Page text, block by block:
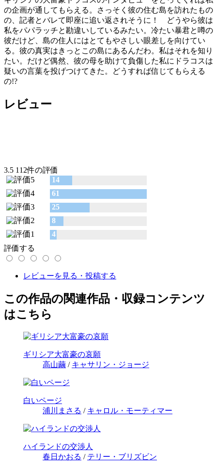
の企画が通してもらえる。さっそく彼の住む島を訪れたもの
の、記者とバレて即座に追い返されそうに！ どうやら彼は
私をパパラッチと勘違いしているみたい。冷たい暴君と噂の
彼だけど、島の住人にはとてもやさしい眼差しを向けてい
る。彼の真実はきっとこの島にあるんだわ。私はそれを知り
たい。だけど偶然、彼の母を助けて負傷した私にドラコスは
疑いの言葉を投げつけてきた。どうすれば信じてもらえる
の!?
レビュー
3.5 112件の評価
14
61
25
8
4
評価する
レビューを見る・投稿する
この作品の関連作品・収録コンテンツ
はこちら
ギリシア大富豪の哀願
高山繭 / キャサリン・ジョージ
白いページ
浦川まさる / キャロル・モーティマー
ハイランドの交渉人
春日かおる / テリー・ブリズビン